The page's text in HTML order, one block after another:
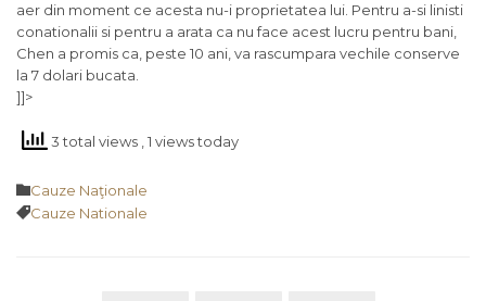
aer din moment ce acesta nu-i proprietatea lui. Pentru a-si linisti
conationalii si pentru a arata ca nu face acest lucru pentru bani,
Chen a promis ca, peste 10 ani, va rascumpara vechile conserve
la 7 dolari bucata.
]]>
3 total views , 1 views today
Category
Cauze Naţionale
Tags
Cauze Nationale